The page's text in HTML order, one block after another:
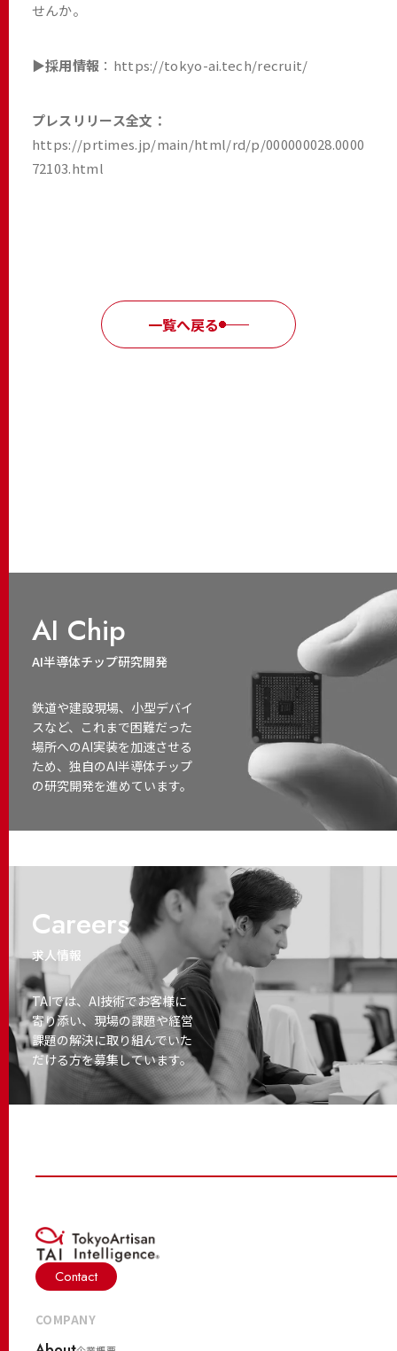
せんか。
▶︎採用情報 ： https://tokyo-ai.tech/recruit/
プレスリリース全文：
https://prtimes.jp/main/html/rd/p/000000028.0000
72103.html
一覧へ戻る
AI Chip
AI半導体チップ研究開発
鉄道や建設現場、小型デバイ
スなど、これまで困難だった
場所へのAI実装を加速させる
ため、独自のAI半導体チップ
の研究開発を進めています。
Careers
求人情報
TAIでは、AI技術でお客様に
寄り添い、 現場の課題や経営
課題の解決に取り組んでいた
だける方を募集しています。
Contact
COMPANY